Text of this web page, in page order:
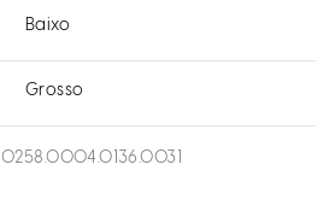
Baixo
Grosso
0258.0004.0136.0031